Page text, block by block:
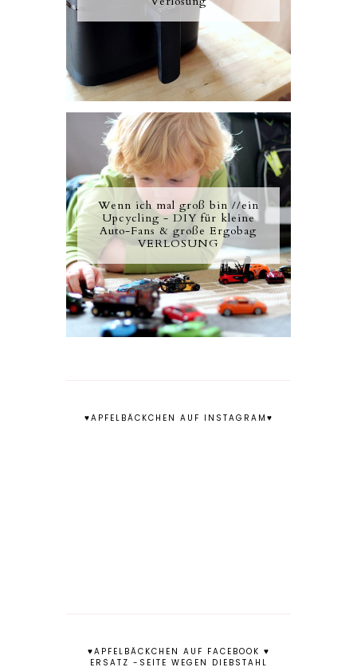
Wenn ich mal groß bin //ein
Upcycling - DIY für kleine
Auto-Fans & große Ergobag
VERLOSUNG
♥APFELBÄCKCHEN AUF INSTAGRAM♥
♥APFELBÄCKCHEN AUF FACEBOOK ♥
ERSATZ -SEITE WEGEN DIEBSTAHL